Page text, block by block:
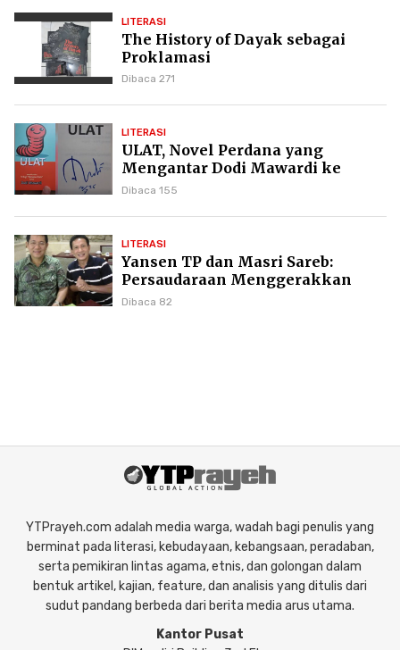
LITERASI
The History of Dayak sebagai
Proklamasi
Dibaca 271
LITERASI
ULAT, Novel Perdana yang
Mengantar Dodi Mawardi ke
Puncak Karier Kepenulisan
Dibaca 155
LITERASI
Yansen TP dan Masri Sareb:
Persaudaraan Menggerakkan
Literasi Borneo
Dibaca 82
YTPrayeh.com adalah media warga, wadah bagi penulis yang
berminat pada literasi, kebudayaan, kebangsaan, peradaban,
serta pemikiran lintas agama, etnis, dan golongan dalam
bentuk artikel, kajian, feature, dan analisis yang ditulis dari
sudut pandang berbeda dari berita media arus utama.
Kantor Pusat